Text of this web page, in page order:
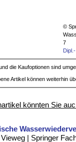
©
7
die Kaufoptionen sind
Artikel können weiterhin
könnten Sie
| Springer